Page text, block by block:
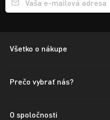
Přihlášení e-mailu k odběru
Všetko o nákupe
Prečo vybrať nás?
O spoločnosti